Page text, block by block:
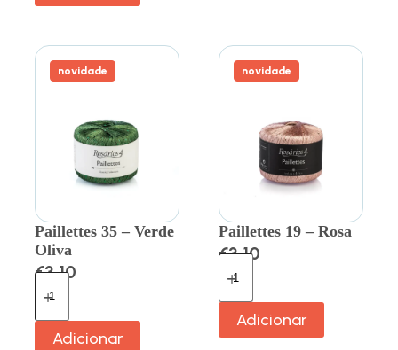
novidade
Paillettes 35 – Verde
Oliva
€3.10
Adicionar
novidade
Paillettes 19 – Rosa
€3.10
Adicionar